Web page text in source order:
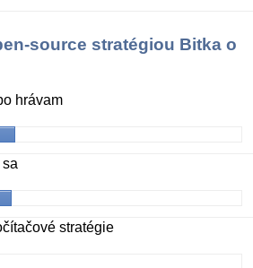
source stratégiou Bitka o
hrávam
stratégie